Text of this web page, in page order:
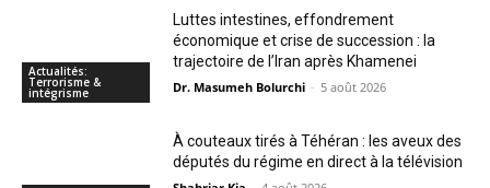
Actualités:
Terrorisme &
intégrisme
Luttes intestines, effondrement
économique et crise de succession : la
trajectoire de l’Iran après Khamenei
Dr. Masumeh Bolurchi - 5 août 2026
À couteaux tirés à Téhéran : les aveux des
députés du régime en direct à la télévision